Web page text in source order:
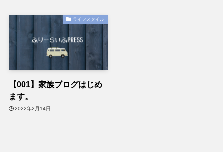
ライフスタイル
【001】家族ブログはじめ
ます。
2022年2月14日